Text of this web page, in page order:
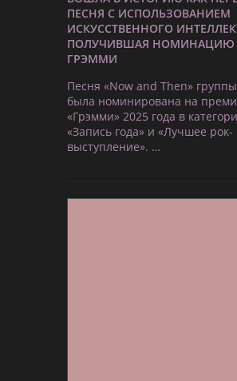
ПЕСНЯ С ИСПОЛЬЗОВАНИЕМ
ИСКУССТВЕННОГО
ПОЛУЧИВШАЯ НОМИНАЦИЮ
ГРЭММИ
Песня «Now and Then»
была номинирована на
«Грэмми» 2025 года в
«Запись года» и «Лучшее рок-
выступление». …